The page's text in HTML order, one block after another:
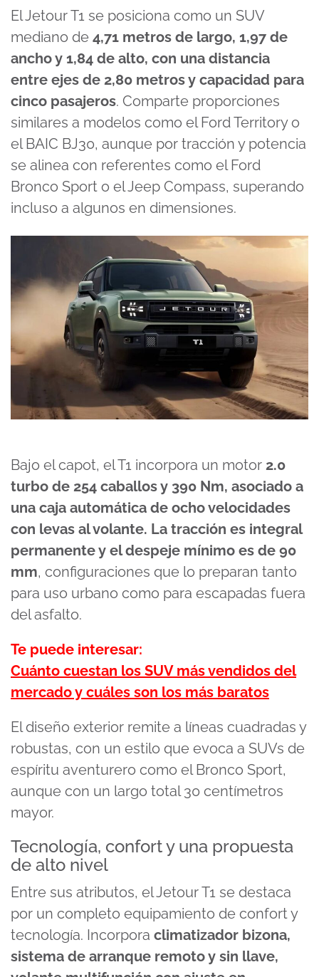
El Jetour T1 se posiciona como un SUV
mediano de 4,71 metros de largo, 1,97 de
ancho y 1,84 de alto, con una distancia
entre ejes de 2,80 metros y capacidad para
cinco pasajeros. Comparte proporciones
similares a modelos como el Ford Territory o
el BAIC BJ30, aunque por tracción y potencia
se alinea con referentes como el Ford
Bronco Sport o el Jeep Compass, superando
incluso a algunos en dimensiones.
Bajo el capot, el T1 incorpora un motor 2.0
turbo de 254 caballos y 390 Nm, asociado a
una caja automática de ocho velocidades
con levas al volante. La tracción es integral
permanente y el despeje mínimo es de 90
mm, configuraciones que lo preparan tanto
para uso urbano como para escapadas fuera
del asfalto.
Te puede interesar:
Cuánto cuestan los SUV más vendidos del
mercado y cuáles son los más baratos
El diseño exterior remite a líneas cuadradas y
robustas, con un estilo que evoca a SUVs de
espíritu aventurero como el Bronco Sport,
aunque con un largo total 30 centímetros
mayor.
Tecnología, confort y una propuesta
de alto nivel
Entre sus atributos, el Jetour T1 se destaca
por un completo equipamiento de confort y
tecnología. Incorpora climatizador bizona,
sistema de arranque remoto y sin llave,